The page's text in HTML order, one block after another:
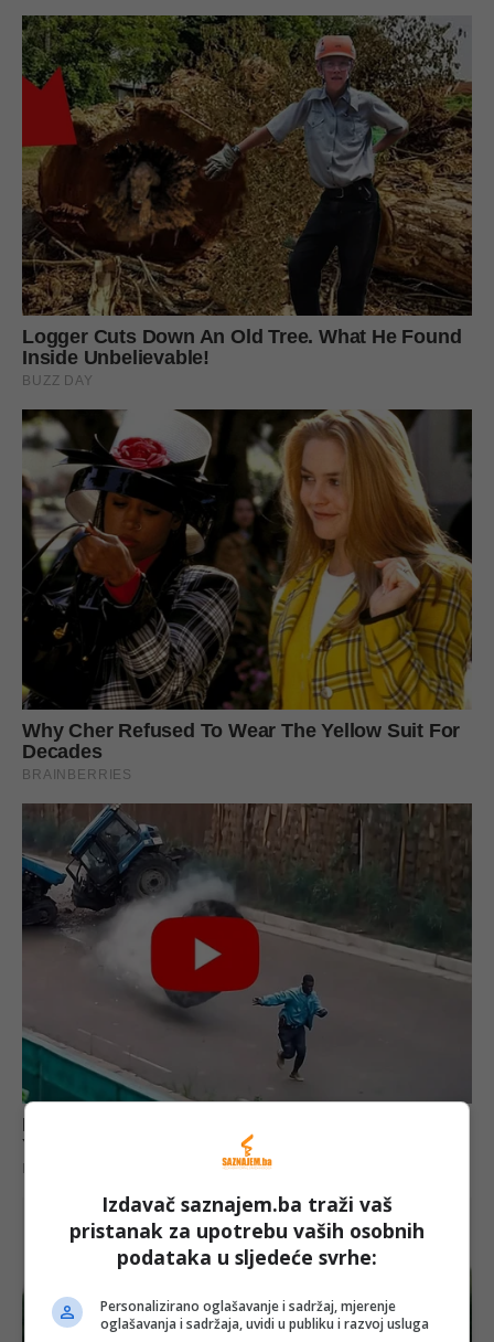
Izdavač saznajem.ba traži vaš
pristanak za upotrebu vaših osobnih
podataka u sljedeće svrhe:
Personalizirano oglašavanje i sadržaj, mjerenje
oglašavanja i sadržaja, uvidi u publiku i razvoj usluga